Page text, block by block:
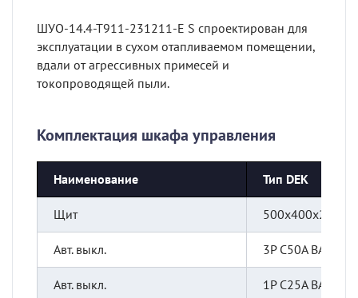
ШУО-14.4-Т911-231211-E S спроектирован для
эксплуатации в сухом отапливаемом помещении,
вдали от агрессивных примесей и
токопроводящей пыли.
Комплектация шкафа управления
Наименование Тип DEK
Щит 500х400х220
Авт. выкл. 3Р С50А ВА-101
Авт. выкл. 1Р С25А ВА-101